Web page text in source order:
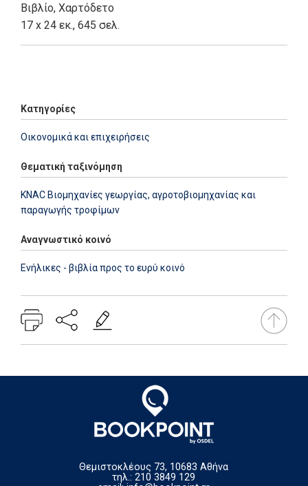
Βιβλίο, Χαρτόδετο
17 x 24 εκ., 645 σελ.
Κατηγορίες
Οικονομικά και επιχειρήσεις
Θεματική ταξινόμηση
KNAC Βιομηχανίες γεωργίας, αγροτοβιομηχανίας και
παραγωγής τροφίμων
Αναγνωστικό κοινό
Ενήλικες - βιβλία προς το ευρύ κοινό
Θεμιστοκλέους 73, 10683 Αθήνα
τηλ.: 210 3849 129